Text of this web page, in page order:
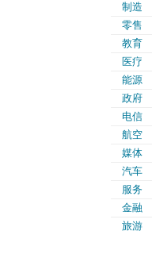
制造
零售
教育
医疗
能源
政府
电信
航空
媒体
汽车
服务
金融
旅游